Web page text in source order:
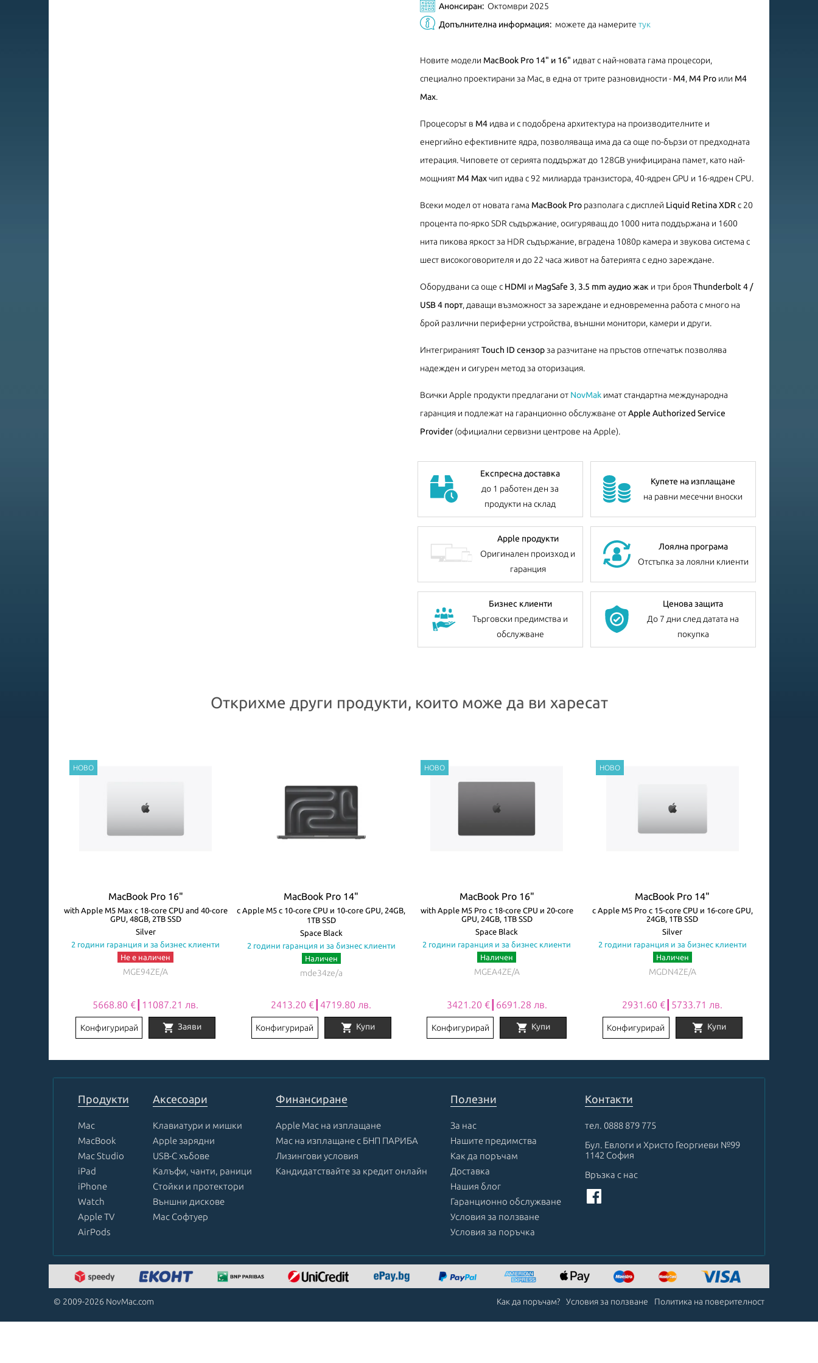
Анонсиран: Октомври 2025
Допълнителна информация: можете да намерите тук
Новите модели MacBook Pro 14" и 16" идват с най-новата гама процесори,
специално проектирани за Mac, в една от трите разновидности - M4, M4 Pro или M4
Max.
Процесорът в М4 идва и с подобрена архитектура на производителните и
енергийно ефективните ядра, позволяваща има да са още по-бързи от предходната
итерация. Чиповете от серията поддържат до 128GB унифицирана памет, като най-
мощният M4 Maxчип идва с 92 милиарда транзистора, 40-ядрен GPU и 16-ядрен CPU.
Всеки модел от новата гама MacBook Pro разполага с дисплей Liquid Retina XDR с 20
процента по-ярко SDR съдържание, осигуряващ до 1000 нита поддържана и 1600
нита пикова яркост за HDR съдържание, вградена 1080p камера и звукова система с
шест високоговорителя и до 22 часа живот на батерията с едно зареждане.
Оборудвани са още с HDMI и MagSafe 3, 3.5 mm аудио жак и три брояThunderbolt 4 /
USB 4 порт, даващи възможност за зареждане и едновременна работа с много на
брой различни периферни устройства, външни монитори, камери и други.
ИнтегрираниятTouch ID сензорза разчитане на пръстов отпечатък позволява
надежден и сигурен метод за оторизация.
Всички Apple продукти предлагани от NovMak имат стандартна международна
гаранция и подлежат на гаранционно обслужване отApple Authorized Service
Provider(официални сервизни центрове на Apple).
Експресна доставка
до 1 работен ден за
продукти на склад
Купете на изплащане
на равни месечни вноски
Apple продукти
Оригинален произход и
гаранция
Лоялна програма
Отстъпка за лоялни клиенти
Бизнес клиенти
Търговски предимства и
обслужване
Ценова защита
До 7 дни след датата на
покупка
Открихме други продукти, които може да ви харесат
MacBook Pro 16"
with Apple M5 Max с 18-core CPU and 40-core
GPU, 48GB, 2TB SSD
Silver
2 години гаранция и за бизнес клиенти
Не е наличен
MGE94ZE/A
5668.80 €┃11087.21 лв.
Конфигурирай shopping_cart Заяви
MacBook Pro 14"
с Apple M5 с 10‑core CPU и 10‑core GPU, 24GB,
1TB SSD
Space Black
2 години гаранция и за бизнес клиенти
Наличен
mde34ze/a
2413.20 €┃4719.80 лв.
Конфигурирай shopping_cart Купи
MacBook Pro 16"
with Apple M5 Pro с 18-core CPU и 20-core
GPU, 24GB, 1TB SSD
Space Black
2 години гаранция и за бизнес клиенти
Наличен
MGEA4ZE/A
3421.20 €┃6691.28 лв.
Конфигурирай shopping_cart Купи
MacBook Pro 14"
с Apple M5 Pro с 15-core CPU и 16-core GPU,
24GB, 1TB SSD
Silver
2 години гаранция и за бизнес клиенти
Наличен
MGDN4ZE/A
2931.60 €┃5733.71 лв.
Конфигурирай shopping_cart Купи
1
Продукти
Mac
MacBook
Mac Studio
iPad
iPhone
Watch
Apple TV
AirPods
Аксесоари
Клавиатури и мишки
Apple зарядни
USB-C хъбове
Калъфи, чанти, раници
Стойки и протектори
Външни дискове
Mac Софтуер
Финансиране
Apple Mac на изплащане
Mac на изплащане с БНП ПАРИБА
Лизингови условия
Кандидатствайте за кредит онлайн
Полезни
За нас
Нашите предимства
Как да поръчам
Доставка
Нашия блог
Гаранционно обслужване
Условия за ползване
Условия за поръчка
Контакти
тел. 0888 879 775
Бул. Евлоги и Христо Георгиеви №99
1142 София
Връзка с нас
© 2009-2026 NovMac.com Как да поръчам? Условия за ползване Политика на поверителност